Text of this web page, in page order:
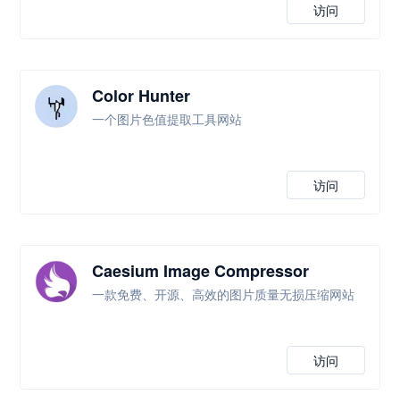
访问
Color Hunter
一个图片色值提取工具网站
访问
Caesium Image Compressor
一款免费、开源、高效的图片质量无损压缩网站
访问